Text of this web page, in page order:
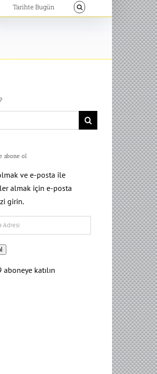
Tarihte Bugün
abone ol
ve e-posta ile
almak için e-posta
girin.
aboneye katılın